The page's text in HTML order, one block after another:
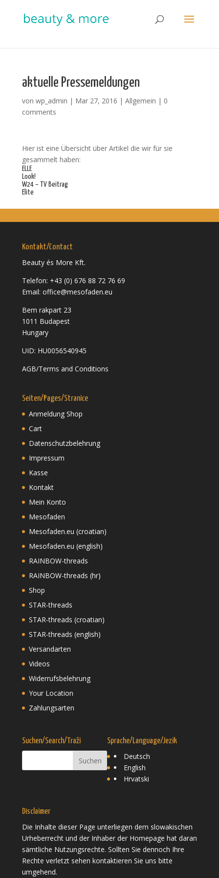
aktuelle Pressemeldungen
von wp_admin | Mar 27, 2016 | Allgemein | 0
comments
Hier ist eine Übersicht über Artikel die wir für sie
gesammelt haben:
ELLE
Look!
W24 – TV Beitrag
Elite
Kontakt/Contact
Beauty és More Kft.
Telefon: +43 (0) 676 88 72 76 69
Email: office@mesofaden.eu
Bem rakpart 23
1011 Budapest
Hungary
UID: HU0056540945
AGB/Terms and Conditions
Seiten/Pages/Stranice
Anmeldung Shop
Cart
Datenschutzbelehrung
Impressum
Kasse
Kontakt
Mein Konto
Mesofaden
Mesofaden.eu (croatian)
Mesofaden.eu (english)
RAINBOW-threads
RAINBOW-threads (hr)
Shop
STAR-threads
STAR-threads (croatian)
STAR-threads (english)
Versandarten
Videos
Widerrufsbelehrung
Your Location
Zahlungsarten
Suchen/Search/Traži Sprache/Language/Jezik
Deutsch
English
Hrvatski
Disclaimer
Die Inhalte dieser Page unterliegen dem slowakischen
Urheberrecht und der Inhaber der Homepage hat daran
sämtliche Nutzungsrechte. Sollten Sie dennoch Ihre
Rechte verletzt sehen kontaktieren Sie uns bitte
umgehend.